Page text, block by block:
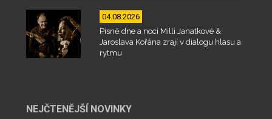
04.08.2026
Písně dne a noci Milli Janatkové &
Jaroslava Kořána zrají v dialogu hlasu a
rytmu
NEJČTENĚJŠÍ NOVINKY